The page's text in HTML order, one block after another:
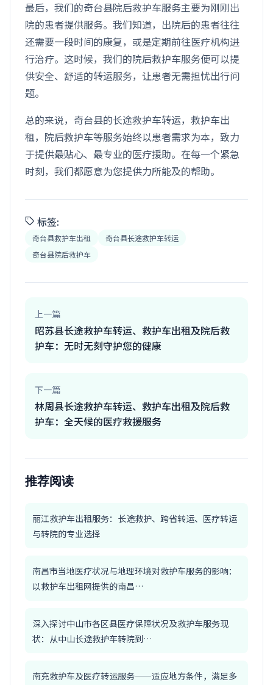
最后，我们的奇台县院后救护车服务主要为刚刚出
院的患者提供服务。我们知道，出院后的患者往往
还需要一段时间的康复，或是定期前往医疗机构进
行治疗。这时候，我们的院后救护车服务便可以提
供安全、舒适的转运服务，让患者无需担忧出行问
题。
总的来说，奇台县的长途救护车转运，救护车出
租，院后救护车等服务始终以患者需求为本，致力
于提供最贴心、最专业的医疗援助。在每一个紧急
时刻，我们都愿意为您提供力所能及的帮助。
标签:
奇台县救护车出租
奇台县长途救护车转运
奇台县院后救护车
上一篇
昭苏县长途救护车转运、救护车出租及院后救
护车：无时无刻守护您的健康
下一篇
林周县长途救护车转运、救护车出租及院后救
护车：全天候的医疗救援服务
推荐阅读
丽江救护车出租服务：长途救护、跨省转运、医疗转运
与转院的专业选择
南昌市当地医疗状况与地理环境对救护车服务的影响：
以救护车出租网提供的南昌…
深入探讨中山市各区县医疗保障状况及救护车服务现
状：从中山长途救护车转院到…
南充救护车及医疗转运服务——适应地方条件，满足多